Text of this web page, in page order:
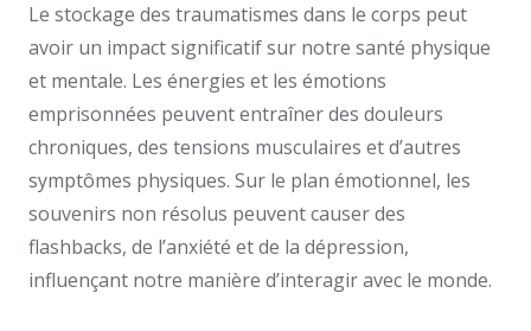
Le stockage des traumatismes dans le corps peut
avoir un impact significatif sur notre santé physique
et mentale. Les énergies et les émotions
emprisonnées peuvent entraîner des douleurs
chroniques, des tensions musculaires et d’autres
symptômes physiques. Sur le plan émotionnel, les
souvenirs non résolus peuvent causer des
flashbacks, de l’anxiété et de la dépression,
influençant notre manière d’interagir avec le monde.